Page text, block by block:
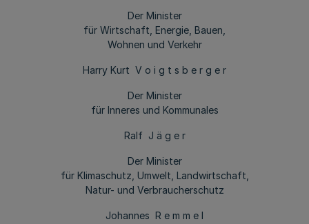
Der Minister
für Wirtschaft, Energie, Bauen,
Wohnen und Verkehr
Harry Kurt V o i g t s b e r g e r
Der Minister
für Inneres und Kommunales
Ralf J ä g e r
Der Minister
für Klimaschutz, Umwelt, Landwirtschaft,
Natur- und Verbraucherschutz
Johannes R e m m e l